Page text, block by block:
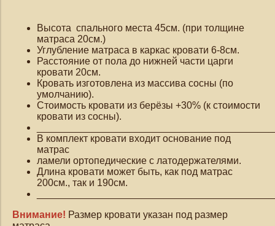
Высота спального места 45см. (при толщине
матраса 20см.)
Углубление матраса в каркас кровати 6-8см.
Расстояние от пола до нижней части царги
кровати 20см.
Кровать изготовлена из массива сосны (по
умолчанию).
Стоимость кровати из берёзы +30% (к стоимости
кровати из сосны).
В комплект кровати входит основание под
матрас
ламели ортопедические с латодержателями.
Длина кровати может быть, как под матрас
200см., так и 190см.
Внимание! Размер кровати указан под размер